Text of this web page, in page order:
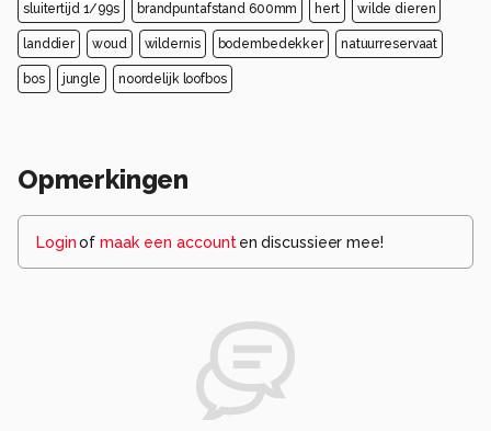
sluitertijd 1/99s brandpuntafstand 600mm hert wilde dieren
landdier woud wildernis bodembedekker natuurreservaat
bos jungle noordelijk loofbos
Opmerkingen
Loginof maak een account en discussieer mee!